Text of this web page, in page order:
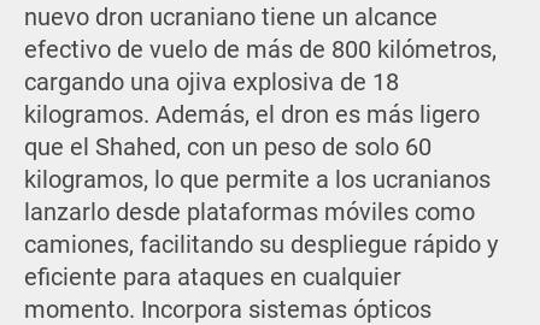
nuevo dron ucraniano tiene un alcance
efectivo de vuelo de más de 800 kilómetros,
cargando una ojiva explosiva de 18
kilogramos. Además, el dron es más ligero
que el Shahed, con un peso de solo 60
kilogramos, lo que permite a los ucranianos
lanzarlo desde plataformas móviles como
camiones, facilitando su despliegue rápido y
eficiente para ataques en cualquier
momento. Incorpora sistemas ópticos